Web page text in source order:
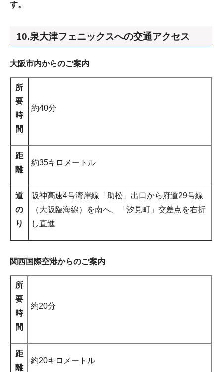
す。
10.泉大津フェニックスへの交通アクセス
大阪市内からのご案内
所
要
時
間
約40分
距
離
約35キロメートル
道
の
り
阪神高速4号湾岸線「助松」出口から府道29号線
（大阪臨海線）を南へ、「汐見町」交差点を右折
し直進
関西国際空港からのご案内
所
要
時
間
約20分
距
離
約20キロメートル